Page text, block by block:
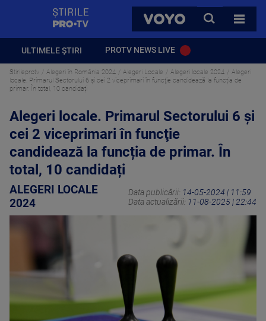
VOYO
CAUTA
TOATE
ULTIMELE ȘTIRI PROTV NEWS LIVE
Stirileprotv Alegeri în România 2024 Alegeri Locale Alegeri locale 2024
Alegeri
locale. Primarul Sectorului 6 şi cei 2 viceprimari în funcţie candidează la funcția de
primar. În total, 10 candidați
Alegeri locale. Primarul Sectorului 6 şi
cei 2 viceprimari în funcţie
candidează la funcția de primar. În
total, 10 candidați
ALEGERI LOCALE
2024
Data publicării: 14-05-2024 | 11:59
Data actualizării: 11-08-2025 | 22:44